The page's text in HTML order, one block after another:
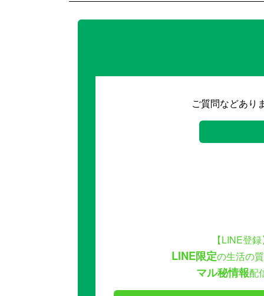
ご質問などあり
【LINE登
LINE限定の生活の
マル秘情報配